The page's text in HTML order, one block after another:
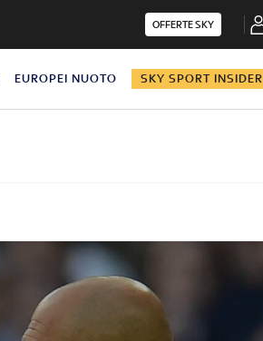
OFFERTE SKY
EUROPEI NUOTO SKY SPORT INSIDER